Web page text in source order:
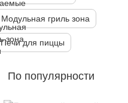
Модульная гриль зона
Печи для пиццы
По популярности